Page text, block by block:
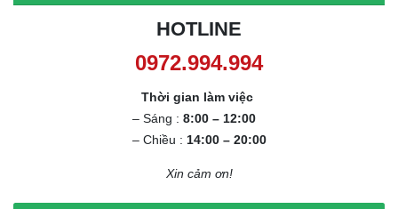
HOTLINE
0972.994.994
Thời gian làm việc
– Sáng : 8:00 – 12:00
– Chiều : 14:00 – 20:00
Xin cảm ơn!